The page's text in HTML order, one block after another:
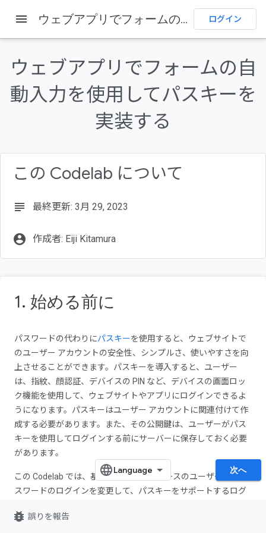
ホーム プロダクト DevSite
フィードバックを送信
このページの内容
始める前に
前提条件
menu ウェブアプリでフォームの自動入力を使用してパスキーを実装する ログイン
ウェブアプリでフォームの自
動入力を使用してパスキーを
実装する
この Codelab について
subject 最終更新: 3月 29, 2023
account_circle 作成者: Eiji Kitamura
1. 始める前に
パスワードの代わりにパスキーを使用すると、ウェブサイトで
のユーザー アカウントの安全性、シンプルさ、使いやすさを向
上させることができます。パスキーを導入すると、ユーザー
は、指紋、顔認証、デバイスの PIN など、デバイスの画面ロッ
ク機能を使用して、ウェブサイトやアプリにログインできるよ
うになります。パスキーはユーザー アカウントに関連付けて作
成する必要があります。また、その公開鍵は、ユーザーがパス
キーを使用してログインする前にサーバーに保存しておく必要
があります。
この Codelab では、基本的なフォームベースのユーザー名とパ
スワードのログインを変更して、パスキーをサポートするログ
次へ
bug_report 誤りを報告